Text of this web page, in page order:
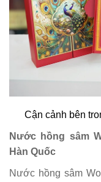
Cận cảnh bên
Nước hồng sâm
Hàn Quốc
Nước hồng sâm